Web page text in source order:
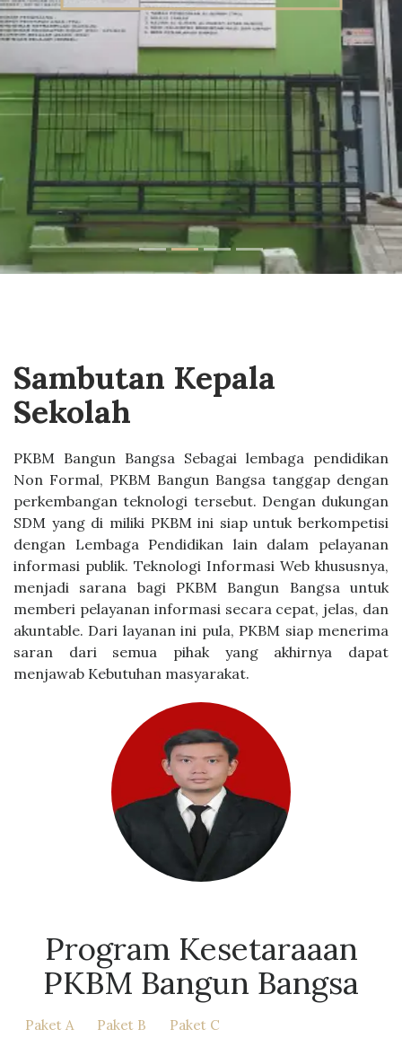
Sambutan Kepala
Sekolah
PKBM Bangun Bangsa Sebagai lembaga pendidikan
Non Formal, PKBM Bangun Bangsa tanggap dengan
perkembangan teknologi tersebut. Dengan dukungan
SDM yang di miliki PKBM ini siap untuk berkompetisi
dengan Lembaga Pendidikan lain dalam pelayanan
informasi publik. Teknologi Informasi Web khususnya,
menjadi sarana bagi PKBM Bangun Bangsa untuk
memberi pelayanan informasi secara cepat, jelas, dan
akuntable. Dari layanan ini pula, PKBM siap menerima
saran dari semua pihak yang akhirnya dapat
menjawab Kebutuhan masyarakat.
Program Kesetaraaan
PKBM Bangun Bangsa
Paket A Paket B Paket C